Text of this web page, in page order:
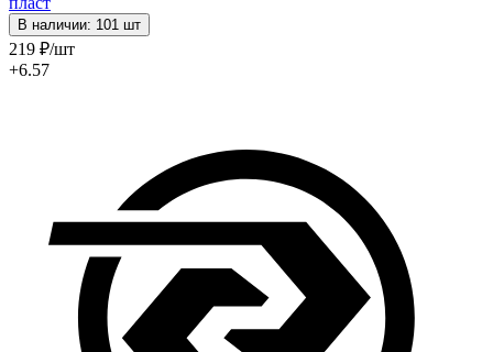
В наличии: 101 шт
219 ₽/шт
+6.57